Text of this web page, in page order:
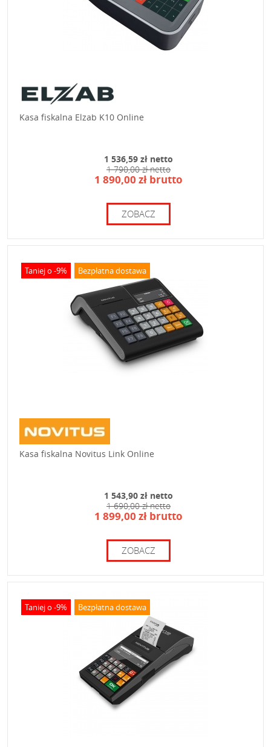
Kasa fiskalna Elzab K10 Online
1 536,59 zł netto
1 790,00 zł netto
1 890,00 zł brutto
ZOBACZ
Taniej o -9% Bezpłatna dostawa
Kasa fiskalna Novitus Link Online
1 543,90 zł netto
1 690,00 zł netto
1 899,00 zł brutto
ZOBACZ
Taniej o -9% Bezpłatna dostawa